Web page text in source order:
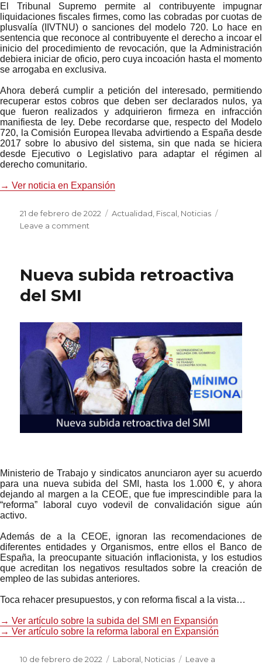
El Tribunal Supremo permite al contribuyente impugnar
liquidaciones fiscales firmes, como las cobradas por cuotas de
plusvalía (IIVTNU) o sanciones del modelo 720. Lo hace en
sentencia que reconoce al contribuyente el derecho a incoar el
inicio del procedimiento de revocación, que la Administración
debiera iniciar de oficio, pero cuya incoación hasta el momento
se arrogaba en exclusiva.
Ahora deberá cumplir a petición del interesado, permitiendo
recuperar estos cobros que deben ser declarados nulos, ya
que fueron realizados y adquirieron firmeza en infracción
manifiesta de ley. Debe recordarse que, respecto del Modelo
720, la Comisión Europea llevaba advirtiendo a España desde
2017 sobre lo abusivo del sistema, sin que nada se hiciera
desde Ejecutivo o Legislativo para adaptar el régimen al
derecho comunitario.
→ Ver noticia en Expansión
Posted
on
21 de febrero de 2022 Categories
Actualidad Fiscal Noticias
Leave a comment
abre
reclamar
contra
plusvalías
y
720
Nueva subida retroactiva
del SMI
Ministerio de Trabajo y sindicatos anunciaron ayer su acuerdo
para una nueva subida del SMI, hasta los 1.000 €, y ahora
dejando al margen a la CEOE, que fue imprescindible para la
“reforma” laboral cuyo vodevil de convalidación sigue aún
activo.
Además de a la CEOE, ignoran las recomendaciones de
diferentes entidades y Organismos, entre ellos el Banco de
España, la preocupante situación inflacionista, y los estudios
que acreditan los negativos resultados sobre la creación de
empleo de las subidas anteriores.
Toca rehacer presupuestos, y con reforma fiscal a la vista…
→ Ver artículo sobre la subida del SMI en Expansión
→ Ver artículo sobre la reforma laboral en Expansión
Posted
10 de febrero de 2022 Categories
Laboral Noticias
Leave a